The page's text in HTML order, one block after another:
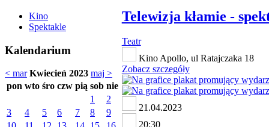
Kino
Spektakle
Kalendarium
< mar Kwiecień 2023 maj >
pon wto śro czw pią sob nie
1
2
3
4 5 6 7 8
9
Telewizja kłamie -
Teatr
Kino Apollo, ul Ratajczaka 18
Zobacz szczegóły
21.04.2023
20:30